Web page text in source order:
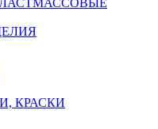
КРАСКИ